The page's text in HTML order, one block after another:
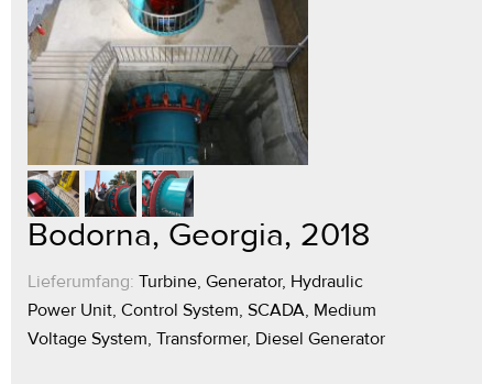
Bodorna, Georgia, 2018
Lieferumfang: Turbine, Generator, Hydraulic
Power Unit, Control System, SCADA, Medium
Voltage System, Transformer, Diesel Generator